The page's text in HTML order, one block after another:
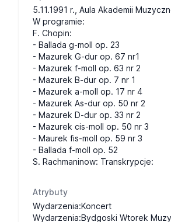
5.11.1991 r., Aula Akademii
W programie:
F. Chopin:
- Ballada g-moll op. 23
- Mazurek G-dur op. 67 nr1
- Mazurek f-moll op. 63 nr 2
- Mazurek B-dur op. 7 nr 1
- Mazurek a-moll op. 17 nr 4
- Mazurek As-dur op. 50 nr 2
- Mazurek D-dur op. 33 nr 2
- Mazurek cis-moll op. 50 nr 3
- Maurek fis-moll op. 59 nr 3
- Ballada f-moll op. 52
S. Rachmaninow: Transkrypcje:
Atrybuty
Wydarzenia:Koncert
Wydarzenia:Bydgoski Wtorek